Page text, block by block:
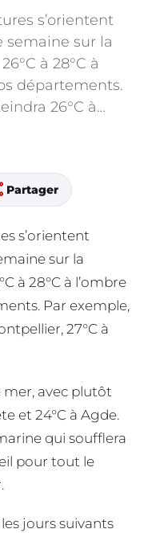
s’orientent
semaine sur la
à 28°C à
départements.
26°C à…
Partager
s’orientent
sur la
à 28°C à l’ombre
Par exemple,
27°C à
mer, avec plutôt
et 24°C à Agde.
qui soufflera
pour tout le
jours suivants